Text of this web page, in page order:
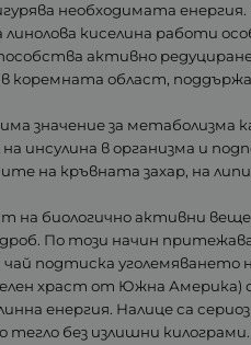
необходимата
киселина работи
активно
област,
значение за метаболизма
в организма и
на кръвната захар, на
на биологично активни
дроб. По този начин
подтиска уголемяването
храст от Южна Америка)
енергия. Налице са
тегло без излишни